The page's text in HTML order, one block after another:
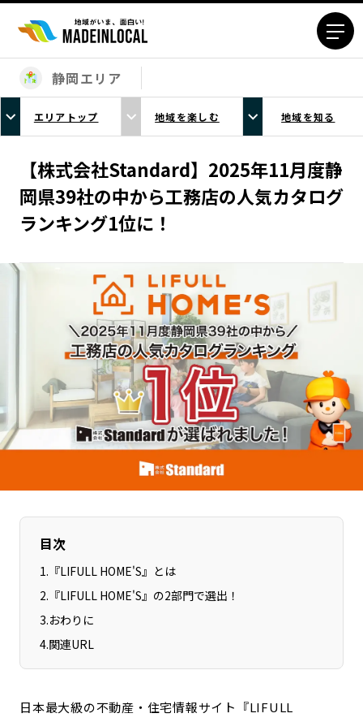
エリアから探す
北海道エリア
青森エリア
岩手エリア
宮城エリア
秋田エリア
山形エリア
福島エリア
茨城エリア
栃木エリア
埼玉エリア
千葉エリア
東京23区エリア
多摩エリア
新潟エリア
富山エリア
石川エリア
福井エリア
山梨エリア
長野エリア
岐阜エリア
静岡エリア
愛知エリア
三重エリア
滋賀エリア
大阪市エリア
奈良エリア
山口エリア
香川エリア
熊本エリア
大分エリア
静岡エリア
エリアトップ 地域を楽しむ 地域を知る
【株式会社Standard】2025年11月度静
岡県39社の中から工務店の人気カタログ
ランキング1位に！
目次
1. 『LIFULL HOME'S』とは
2. 『LIFULL HOME'S』の2部門で選出！
3.おわりに
4.関連URL
日本最大級の不動産・住宅情報サイト『LIFULL